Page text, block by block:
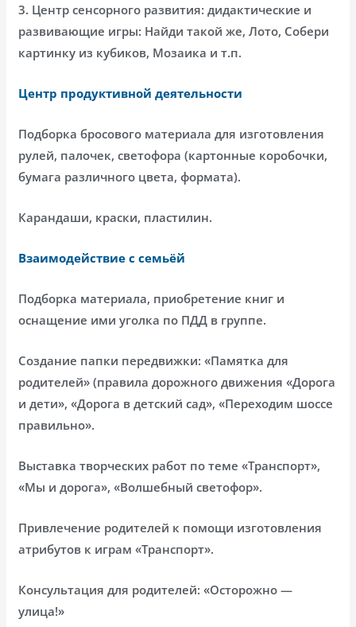
3. Центр сенсорного развития: дидактические и
развивающие игры: Найди такой же, Лото, Собери
картинку из кубиков, Мозаика и т.п.
Центр продуктивной деятельности
Подборка бросового материала для изготовления
рулей, палочек, светофора (картонные коробочки,
бумага различного цвета, формата).
Карандаши, краски, пластилин.
Взаимодействие с семьёй
Подборка материала, приобретение книг и
оснащение ими уголка по ПДД в группе.
Создание папки передвижки: «Памятка для
родителей» (правила дорожного движения «Дорога
и дети», «Дорога в детский сад», «Переходим шоссе
правильно».
Выставка творческих работ по теме «Транспорт»,
«Мы и дорога», «Волшебный светофор».
Привлечение родителей к помощи изготовления
атрибутов к играм «Транспорт».
Консультация для родителей: «Осторожно —
улица!»